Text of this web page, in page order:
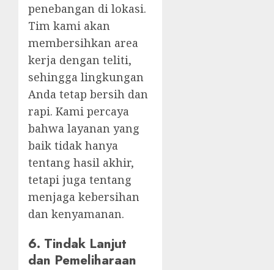
penebangan di lokasi.
Tim kami akan
membersihkan area
kerja dengan teliti,
sehingga lingkungan
Anda tetap bersih dan
rapi. Kami percaya
bahwa layanan yang
baik tidak hanya
tentang hasil akhir,
tetapi juga tentang
menjaga kebersihan
dan kenyamanan.
6. Tindak Lanjut
dan Pemeliharaan